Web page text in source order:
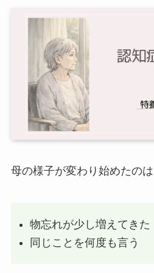
母の様子が変わり始めたのは
物忘れが少し増えてきた
同じことを何度も言う